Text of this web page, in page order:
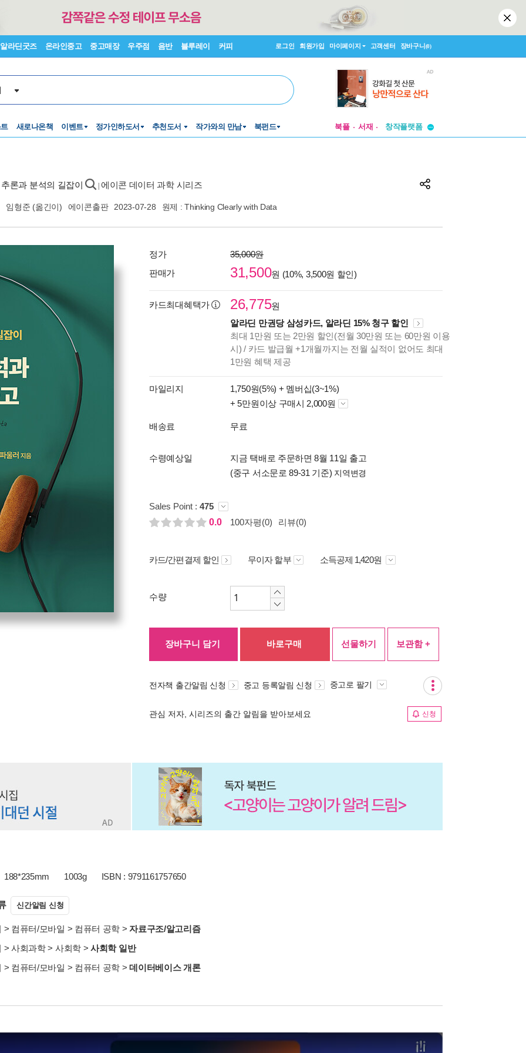
알라딘굿즈 온라인중고 중고매장 우주점 음반 블루레이 커피 로그인 회원가입 마이페이지 고객센터 장바구니(0)
새로나온책 이벤트 정가인하도서 추천도서 작가와의 만남 북펀드 북플 서재
창작플랫폼
론과 분석의 길잡이 에이콘 데이터 과학 시리즈
임형준 (옮긴이) 에이콘출판 2023-07-28 원제 : Thinking Clearly with Data
정가
35,000원
판매가
31,500원 (10%, 3,500원 할인)
카드최대혜택가 26,775원
알라딘 만권당 삼성카드, 알라딘 15% 청구 할인
최대 1만원 또는 2만원 할인(전월 30만원 또는 60만원 이용
시) / 카드 발급월 +1개월까지는 전월 실적이 없어도 최대
1만원 혜택 제공
마일리지 1,750원(5%) + 멤버십(3~1%)
+ 5만원이상 구매시 2,000원
배송료 무료
수령예상일
지금 택배로 주문하면 8월 11일 출고
(중구 서소문로 89-31 기준) 지역변경
Sales Point : 475
0.0
100자평(0) 리뷰(0)
카드/간편결제 할인 무이자 할부 소득공제 1,420원
수량
장바구니 담기 바로구매 선물하기 보관함 +
전자책 출간알림 신청 중고 등록알림 신청 중고로 팔기
관심 저자, 시리즈의 출간 알림을 받아보세요 신청
188*235mm 1003g ISBN : 9791161757650
신간알림 신청
> 컴퓨터/모바일 > 컴퓨터 공학 >자료구조/알고리즘
> 사회과학> 사회학>사회학 일반
> 컴퓨터/모바일 > 컴퓨터 공학 >데이터베이스 개론